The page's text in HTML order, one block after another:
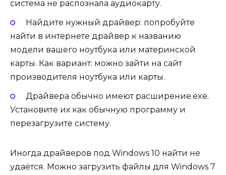
система не распознала аудиокарту.
Найдите нужный драйвер: попробуйте
найти в интернете драйвер к названию
модели вашего ноутбука или материнской
карты. Как вариант: можно зайти на сайт
производителя ноутбука или карты.
Драйвера обычно имеют расширение.exe.
Установите их как обычную программу и
перезагрузите систему.
Иногда драйверов под Windows 10 найти не
удаётся. Можно загрузить файлы для Windows 7